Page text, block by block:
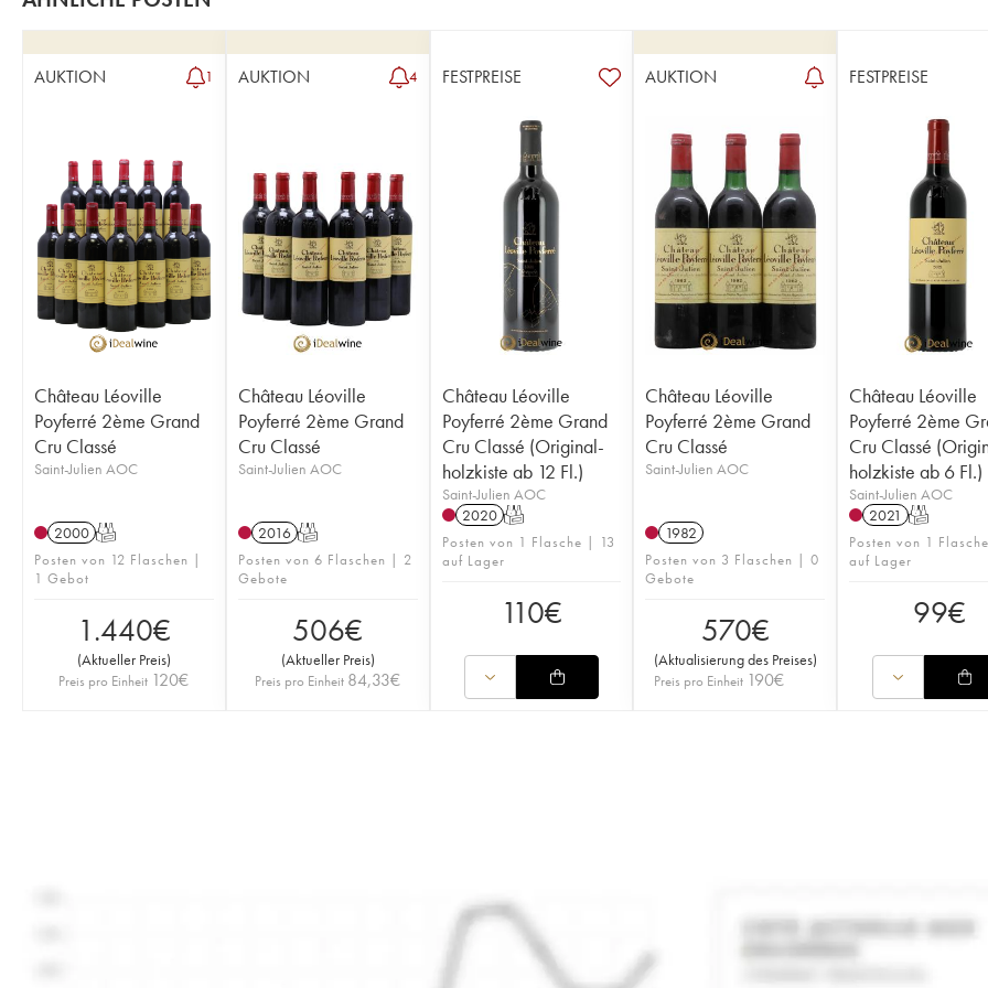
AUKTION 1
Château Léoville
Poyferré 2ème Grand
Cru Classé
Saint-Julien AOC
2000 T
Posten von 12 Flaschen |
1 Gebot
1.440€
(Aktueller Preis)
Preis pro Einheit 120€
AUKTION 4
Château Léoville
Poyferré 2ème Grand
Cru Classé
Saint-Julien AOC
2016 T
Posten von 6 Flaschen | 2
Gebote
506€
(Aktueller Preis)
Preis pro Einheit 84,33€
FESTPREISE
Château Léoville
Poyferré 2ème Grand
Cru Classé (Original-
holzkiste ab 12 Fl.)
Saint-Julien AOC
2020 T
Posten von 1 Flasche | 13
auf Lager
110€
AUKTION
Château Léoville
Poyferré 2ème Grand
Cru Classé
Saint-Julien AOC
1982
Posten von 3 Flaschen | 0
Gebote
570€
(Aktualisierung des Preises)
Preis pro Einheit 190€
FESTPREISE
Château Léoville
Poyferré 2ème
Cru Classé
holzkiste ab 6 Fl.)
Saint-Julien AOC
2021 T
Posten von 1
auf Lager
99€